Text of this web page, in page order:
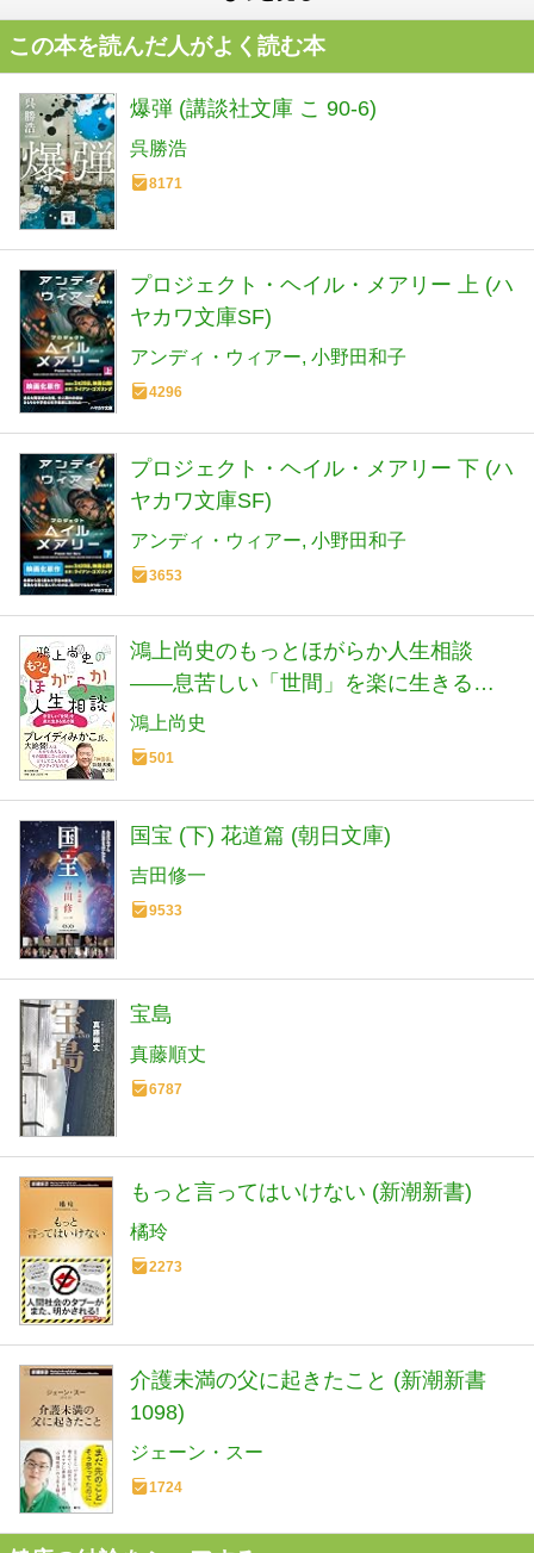
この本を読んだ人がよく読む本
爆弾 (講談社文庫 こ 90-6)
呉勝浩
8171
プロジェクト・ヘイル・メアリー 上 (ハ
ヤカワ文庫SF)
アンディ・ウィアー 小野田和子
4296
プロジェクト・ヘイル・メアリー 下 (ハ
ヤカワ文庫SF)
アンディ・ウィアー 小野田和子
3653
鴻上尚史のもっとほがらか人生相談
――息苦しい「世間」を楽に生きる処
方箋 (鴻上尚史のほがらか人生相談２)
鴻上尚史
501
国宝 (下) 花道篇 (朝日文庫)
吉田修一
9533
宝島
真藤順丈
6787
もっと言ってはいけない (新潮新書)
橘玲
2273
介護未満の父に起きたこと (新潮新書
1098)
ジェーン・スー
1724